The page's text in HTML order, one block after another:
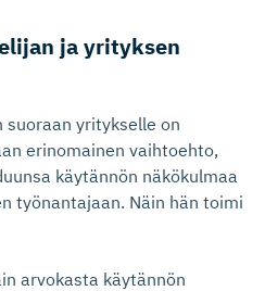
ja yrityksen
yritykselle on
erinomainen vaihtoehto,
käytännön näkökulmaa
työnantajaan. Näin hän toimi
arvokasta käytännön